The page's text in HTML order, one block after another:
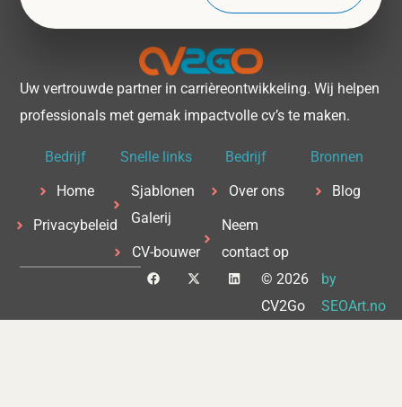
Uw vertrouwde partner in carrièreontwikkeling. Wij helpen
professionals met gemak impactvolle cv’s te maken.
Bedrijf
Home
Privacybeleid
Snelle links
Sjablonen
Galerij
CV-bouwer
Bedrijf
Over ons
Neem
contact op
Bronnen
Blog
© 2026
CV2Go
by
SEOArt.no
F
a
b
X
-
i
L
i
e